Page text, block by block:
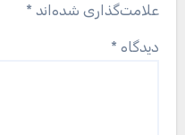
علامت‌گذاری شده‌اند *
دیدگاه *